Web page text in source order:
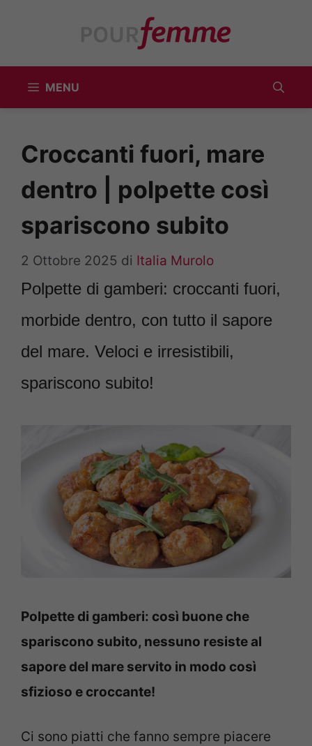
MENU
Croccanti fuori, mare
dentro | polpette così
spariscono subito
2 Ottobre 2025 di Italia Murolo
Polpette di gamberi: croccanti fuori,
morbide dentro, con tutto il sapore
del mare. Veloci e irresistibili,
spariscono subito!
Polpette di gamberi: così buone che
spariscono subito, nessuno resiste al
sapore del mare servito in modo così
sfizioso e croccante!
Ci sono piatti che fanno sempre piacere